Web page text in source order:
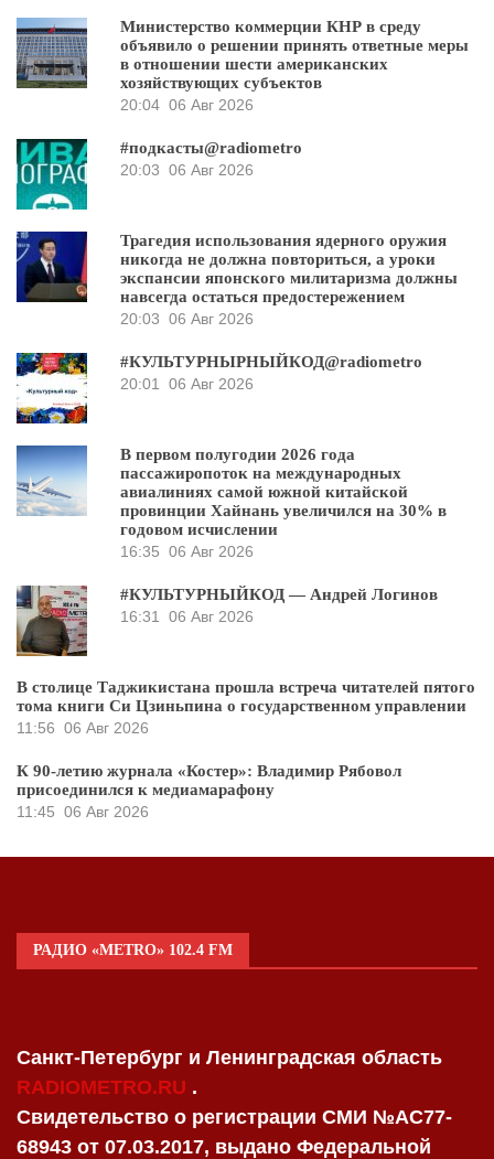
Министерство коммерции КНР в среду
объявило о решении принять ответные меры
в отношении шести американских
хозяйствующих субъектов
20:04 06 Авг 2026
#подкасты@radiometro
20:03 06 Авг 2026
Трагедия использования ядерного оружия
никогда не должна повториться, а уроки
экспансии японского милитаризма должны
навсегда остаться предостережением
20:03 06 Авг 2026
#КУЛЬТУРНЫРНЫЙКОД@radiometro
20:01
06 Авг 2026
В первом полугодии 2026 года
пассажиропоток на международных
авиалиниях самой южной китайской
провинции Хайнань увеличился на 30% в
годовом исчислении
16:35 06 Авг 2026
#КУЛЬТУРНЫЙКОД — Андрей Логинов
16:31
06 Авг 2026
В столице Таджикистана прошла встреча читателей пятого
тома книги Си Цзиньпина о государственном управлении
11:56 06 Авг 2026
К 90-летию журнала «Костер»: Владимир Рябовол
присоединился к медиамарафону
11:45 06 Авг 2026
РАДИО «METRO» 102.4 FM
Санкт-Петербург и Ленинградская область
RADIOMETRO.RU .
Свидетельство о регистрации СМИ №AC77-
68943 от 07.03.2017, выдано Федеральной